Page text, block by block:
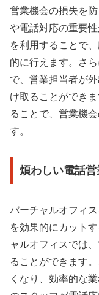
営業機会の損失を
や電話対応の重要
を利用することで
的に行えます。さ
で、営業担当者が
け取ることができ
ることで、営業機
す。
煩わしい電話営
バーチャルオフィ
を効果的にカット
ャルオフィスでは
ることができます
くなり、効率的な